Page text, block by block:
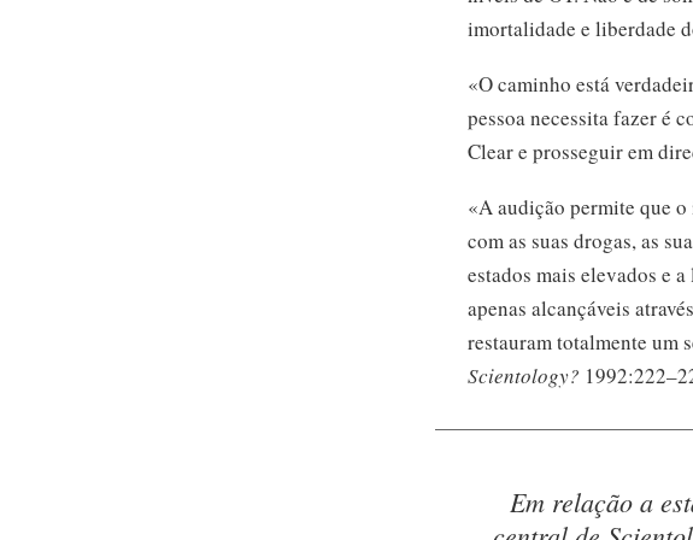
imortalidade e liberdade
«O caminho está
pessoa necessita fazer é
Clear e prosseguir em
«A audição permite que
com as suas drogas, as
estados mais elevados e
apenas alcançáveis
restauram totalmente um
Scientology?
Em relação a